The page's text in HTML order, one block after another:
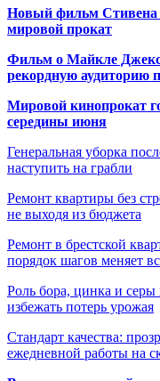
Новый фильм Стивена
мировой прокат
Фильм о Майкле
рекордную аудиторию
Мировой кинопрокат
середины июня
Генеральная уборка
наступить на грабли
Ремонт квартиры без
не выходя из бюджета
Ремонт в брестской
порядок шагов меняет
Роль бора, цинка и серы
избежать потерь урожая
Стандарт качества:
ежедневной работы на